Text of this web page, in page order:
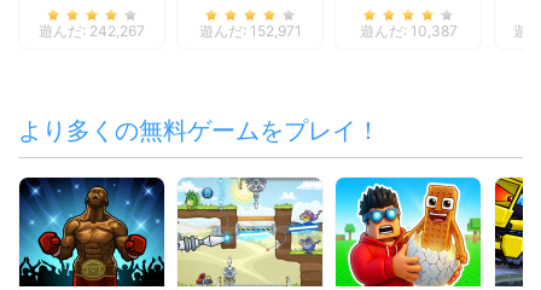
遊んだ: 242,267 遊んだ: 152,971 遊んだ: 10,387 遊
より多くの無料ゲームをプレイ！